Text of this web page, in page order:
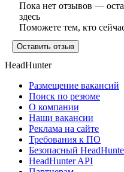
Пока нет отзывов —
здесь
Поможете тем, кто
Оставить отзыв
HeadHunter
Размещение вакансий
Поиск по резюме
О компании
Наши вакансии
Реклама на сайте
Требования к ПО
Безопасный
HeadHunter API